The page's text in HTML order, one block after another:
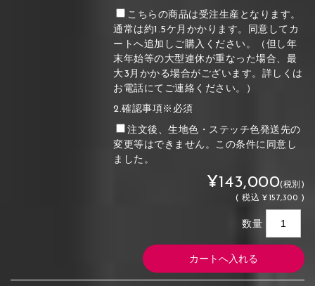
こちらの商品は受注生産となります。
通常は約1.5ケ月かかります。同意してカ
ートへ追加しご購入ください。（但し年
末年始等の大型連休が重なった場合、最
大3月かかる場合がございます。詳しくは
お電話にてご連絡ください。）
2.確認事項※必須
注文後、生地色・ステッチ色発送先の
変更等はできません。この条件に同意し
ました。
¥143,000(税別)
(税込 ¥157,300 )
数量